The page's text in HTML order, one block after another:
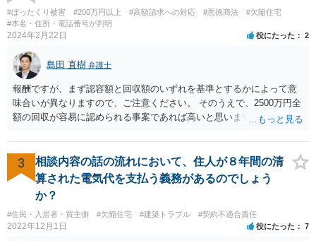
#ぼったくり被害 #200万円以上 #高額請求への対応 #悪徳商法
#欠陥住宅
#本名・住所・電話番号が判明
2024年2月22日 役にたった 2
島田 直樹 弁護士
報酬ですが、まず認容額と回収額のいずれを基準とするかによって意
味合いが異なりますので、ご注意ください。 そのうえで、2500万円全
額の回収が容易に認められる事案であれば高いと思います。 他方、回
高いとは思えません。
3
相談内容の話の流れにおいて、住人が８年間の清
算された電気代を支払う義務があるのでしょう
か？
#住民・入居者・買主側 #欠陥住宅 #建築トラブル #契約不適合責任
2022年12月1日 役にたった 7